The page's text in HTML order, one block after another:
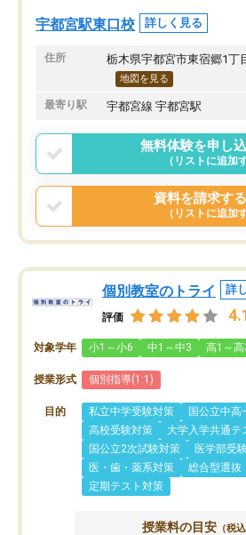
宇都宮駅東口校 詳しく見る
住所 栃木県宇都宮市東宿郷1丁
地図を見る
最寄り駅 宇都宮線 宇都宮駅
無料体験を申し
（リストに追加
資料を請求する
（リストに追加
個別教室のトライ 詳
評価
対象学年 小1～小6 中1～中3 高1～高
授業形式 個別指導(1:1)
目的 私立中学受験対策
国公立中高
高校受験対策
大学入学共通テ
国公立2次試験対策
医学部受
医・歯・薬系対策
総合型選抜
定期テスト対策
授業料の目安 （税込